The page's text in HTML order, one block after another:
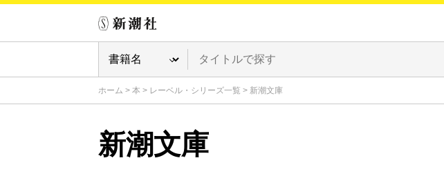
ホーム > 本 > レーベル・シリーズ一覧 > 新潮文庫
新潮文庫